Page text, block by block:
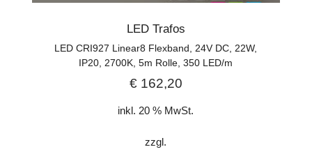
LED Trafos
LED CRI927 Linear8 Flexband, 24V DC, 22W,
IP20, 2700K, 5m Rolle, 350 LED/m
€162,20
inkl. 20 % MwSt.
zzgl.